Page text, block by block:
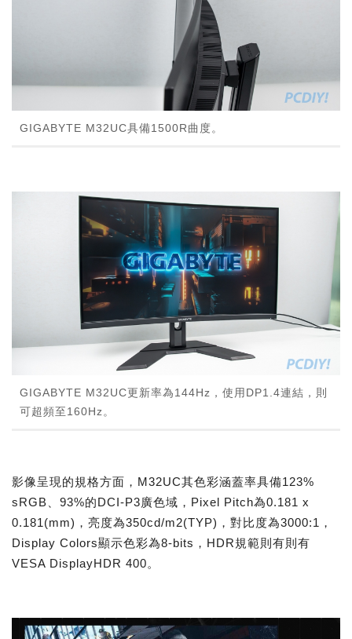
GIGABYTE M32UC具備1500R曲度。
GIGABYTE M32UC更新率為144Hz，使用DP1.4連結，則
可超頻至160Hz。
影像呈現的規格方面，M32UC其色彩涵蓋率具備123%
sRGB、93%的DCI-P3廣色域，Pixel Pitch為0.181 x
0.181(mm)，亮度為350cd/m2(TYP)，對比度為3000:1，
Display Colors顯示色彩為8-bits，HDR規範則有則有
VESA DisplayHDR 400。